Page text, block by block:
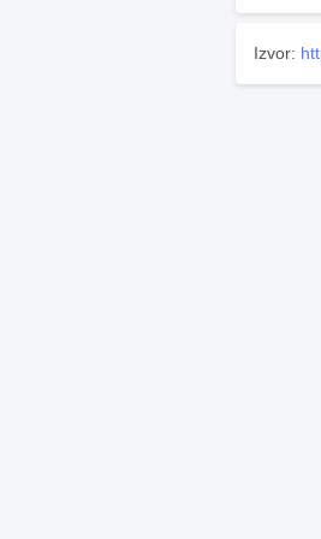
Izvor: